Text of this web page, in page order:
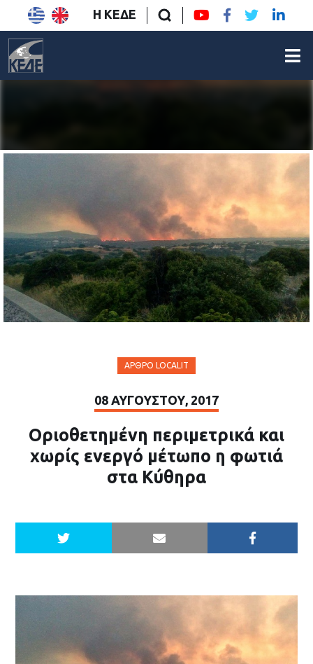
Η ΚΕΔΕ
ΆΡΘΡΟ LOCALIT
08 ΑΥΓΟΎΣΤΟΥ, 2017
Οριοθετημένη περιμετρικά και
χωρίς ενεργό μέτωπο η φωτιά
στα Κύθηρα